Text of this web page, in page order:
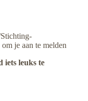
je aan te melden
iets leuks te